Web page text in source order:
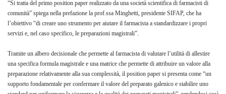
“Si tratta del primo position paper realizzato da una società scientifica di farmacisti di
comunità” spiega nella prefazione la prof.ssa Minghetti, presidente SIFAP, che ha
l’obiettivo “di creare uno strumento per aiutare il farmacista a standardizzare i propri
servizi e, nel caso specifico, le preparazioni magistrali”.
Tramite un albero decisionale che permette al farmacista di valutare l’utilità di allestire
una specifica formula magistrale e una matrice che permette di attribuire un valore alla
preparazione relativamente alla sua complessità, il position paper si presenta come “un
supporto fondamentale per confermare il valore del preparato galenico e stabilire uno